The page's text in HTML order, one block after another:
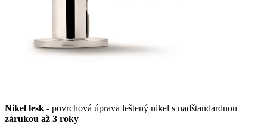
Nikel lesk - povrchová úprava leštený nikel s nadštandardnou
zárukou až 3 roky